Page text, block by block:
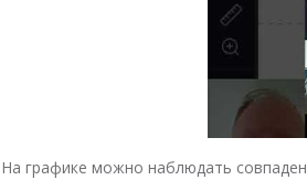
На графике можно наблюдать